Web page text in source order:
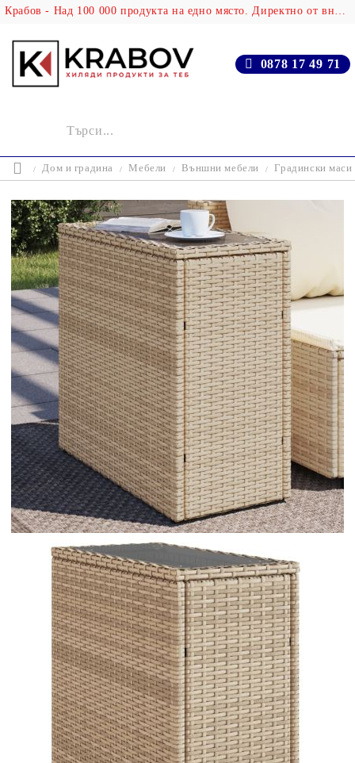
Крабов - Над 100 000 продукта на едно място. Директно от вносителя!
0878 17 49 71
Дом и градина Мебели Външни мебели Градински маси